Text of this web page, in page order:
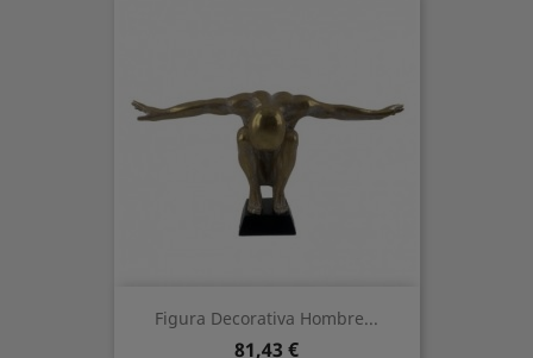
Figura Decorativa Hombre...
Prezzo
81,43 €